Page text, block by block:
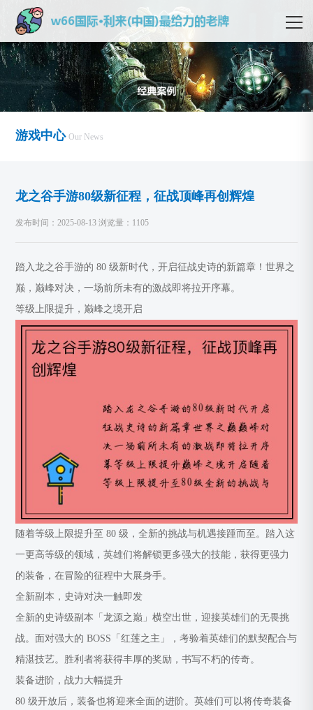
游戏中心 Our News
龙之谷手游80级新征程，征战顶峰再创辉煌
发布时间：2025-08-13 浏览量：1105
踏入龙之谷手游的 80 级新时代，开启征战史诗的新篇章！世界之
巅，巅峰对决，一场前所未有的激战即将拉开序幕。
等级上限提升，巅峰之境开启
随着等级上限提升至 80 级，全新的挑战与机遇接踵而至。踏入这
一更高等级的领域，英雄们将解锁更多强大的技能，获得更强力
的装备，在冒险的征程中大展身手。
全新副本，史诗对决一触即发
全新的史诗级副本「龙源之巅」横空出世，迎接英雄们的无畏挑
战。面对强大的 BOSS「红莲之主」，考验着英雄们的默契配合与
精湛技艺。胜利者将获得丰厚的奖励，书写不朽的传奇。
装备进阶，战力大幅提升
80 级开放后，装备也将迎来全面的进阶。英雄们可以将传奇装备